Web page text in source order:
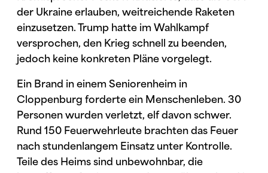
der Ukraine erlauben, weitreichende Raketen
einzusetzen. Trump hatte im Wahlkampf
versprochen, den Krieg schnell zu beenden,
jedoch keine konkreten Pläne vorgelegt.
Ein Brand in einem Seniorenheim in
Cloppenburg forderte ein Menschenleben. 30
Personen wurden verletzt, elf davon schwer.
Rund 150 Feuerwehrleute brachten das Feuer
nach stundenlangem Einsatz unter Kontrolle.
Teile des Heims sind unbewohnbar, die